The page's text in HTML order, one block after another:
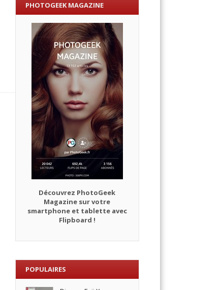
PHOTOGEEK MAGAZINE
Découvrez PhotoGeek
Magazine sur votre
smartphone et tablette avec
Flipboard !
POPULAIRES